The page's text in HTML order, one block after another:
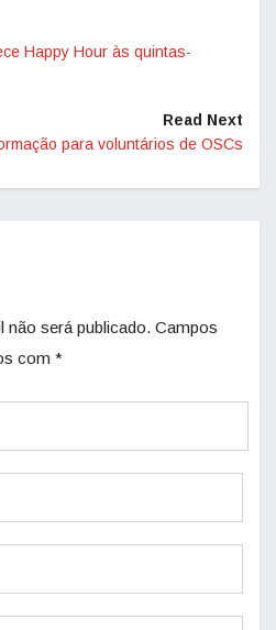
Happy Hour às quintas-
Read Next
para voluntários de OSCs
não será publicado. Campos
com *